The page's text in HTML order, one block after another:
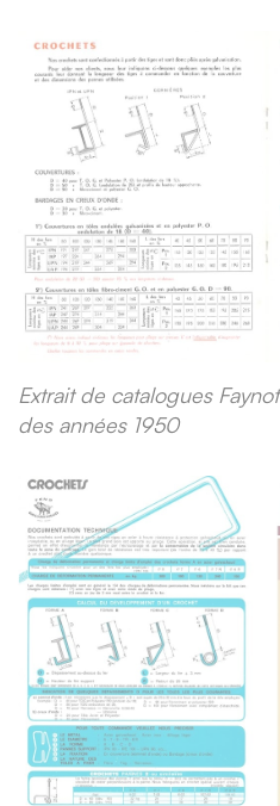
Extrait de catalogues Faynot
des années 1950